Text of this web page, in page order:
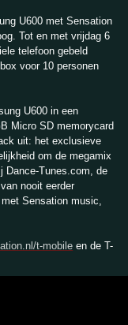
U600 met Sensation
Tot en met vrijdag 6
telefoon gebeld
voor 10 personen
U600 in een
Micro SD memorycard
uit: het exclusieve
om de megamix
Dance-Tunes.com, de
nooit eerder
Sensation music,
t-mobile en de T-